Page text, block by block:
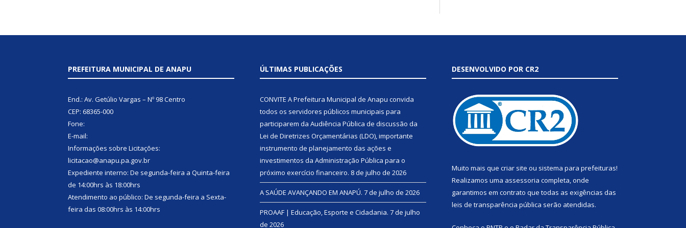
PREFEITURA MUNICIPAL DE ANAPU
End.: Av. Getúlio Vargas – Nº 98 Centro
CEP: 68365-000
Fone:
E-mail:
Informações sobre Licitações:
licitacao@anapu.pa.gov.br
Expediente interno: De segunda-feira a Quinta-feira
de 14:00hrs às 18:00hrs
Atendimento ao público: De segunda-feira a Sexta-
feira das 08:00hrs às 14:00hrs
ÚLTIMAS PUBLICAÇÕES
CONVITE A Prefeitura Municipal de Anapu convida
todos os servidores públicos municipais para
participarem da Audiência Pública de discussão da
Lei de Diretrizes Orçamentárias (LDO), importante
instrumento de planejamento das ações e
investimentos da Administração Pública para o
próximo exercício financeiro. 8 de julho de 2026
A SAÚDE AVANÇANDO EM ANAPÚ. 7 de julho de 2026
PROAAF | Educação, Esporte e Cidadania. 7 de julho
de 2026
DESENVOLVIDO POR CR2
Muito mais que criar site ou sistema para prefeituras!
Realizamos uma assessoria completa, onde
garantimos em contrato que todas as exigências das
leis de transparência pública serão atendidas.